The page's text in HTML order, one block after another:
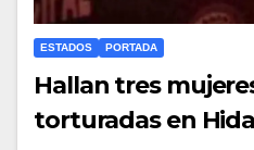
ESTADOS PORTADA
Hallan tres
torturadas en